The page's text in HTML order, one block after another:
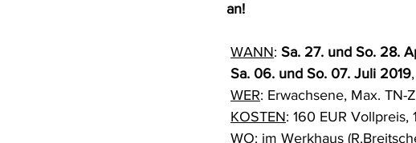
an!
WANN: Sa. 27. und So. 28.
Sa. 06. und So. 07. Juli 2019
WER: Erwachsene, Max.
KOSTEN: 160 EUR Vollpreis,
WO: im Werkhaus